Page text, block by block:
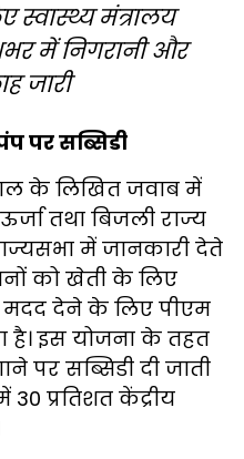
स्वास्थ्य मंत्रालय
में निगरानी और
जारी
पर सब्सिडी
के लिखित जवाब में
तथा बिजली राज्य
में जानकारी देते
को खेती के लिए
देने के लिए पीएम
इस योजना के तहत
पर सब्सिडी दी जाती
प्रतिशत केंद्रीय